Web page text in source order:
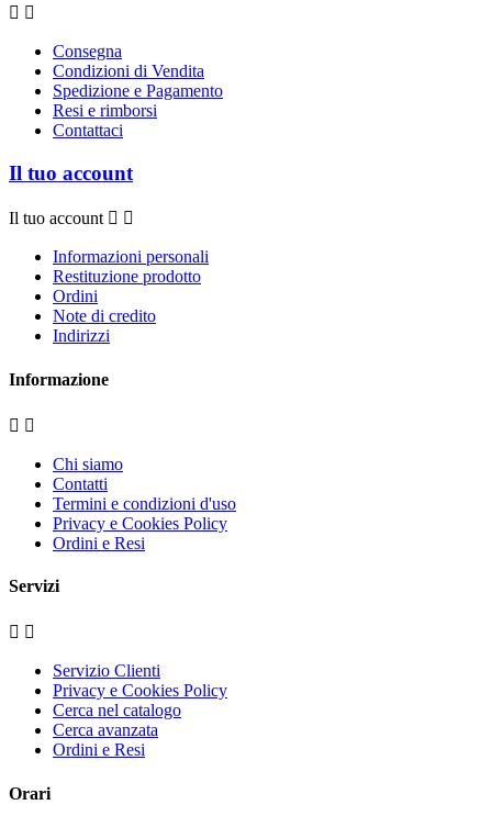
 
Consegna
Condizioni di Vendita
Spedizione e Pagamento
Resi e rimborsi
Contattaci
Il tuo account
Il tuo account  
Informazioni personali
Restituzione prodotto
Ordini
Note di credito
Indirizzi
Informazione
 
Chi siamo
Contatti
Termini e condizioni d'uso
Privacy e Cookies Policy
Ordini e Resi
Servizi
 
Servizio Clienti
Privacy e Cookies Policy
Cerca nel catalogo
Cerca avanzata
Ordini e Resi
Orari